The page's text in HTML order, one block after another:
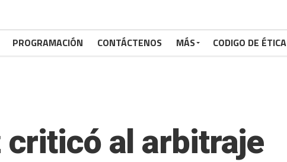
PROGRAMACIÓN CONTÁCTENOS MÁS CODIGO DE ÉTICA
criticó al arbitraje